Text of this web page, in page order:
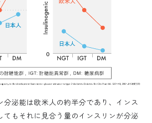
分泌能は欧米人の約半分であり、インス
てもそれに見合う量のインスリンが分泌